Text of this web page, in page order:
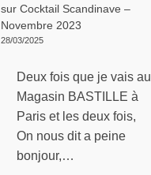
sur Cocktail Scandinave –
Novembre 2023
28/03/2025
Deux fois que je vais au
Magasin BASTILLE à
Paris et les deux fois,
On nous dit a peine
bonjour,…